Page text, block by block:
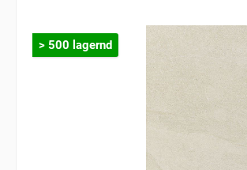
> 500 lagernd